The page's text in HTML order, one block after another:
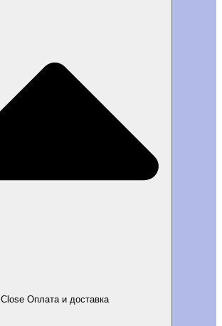
Close Оплата и доставка